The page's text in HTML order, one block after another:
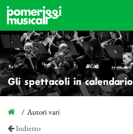
Gli spettacoli in calendario
Autori vari
Indietro